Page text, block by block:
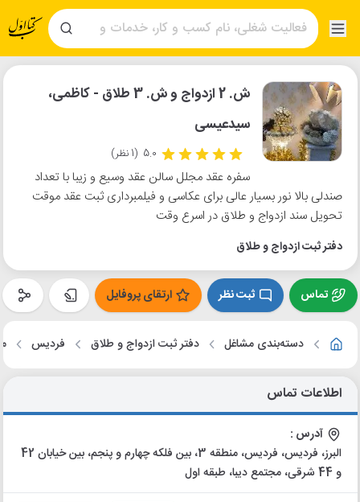
ش. 2 ازدواج و ش. 3 طلاق - کاظمی،
سیدعیسی
5.0 (1 نظر)
سفره عقد مجلل سالن عقد وسیع و زیبا با تعداد
صندلی بالا نور بسیار عالی برای عکاسی و فیلمبرداری ثبت عقد موقت
تحویل سند ازدواج و طلاق در اسرع وقت
دفتر ثبت ازدواج و طلاق
تماس ثبت نظر ارتقای پروفایل
دسته‌بندی مشاغل دفتر ثبت ازدواج و طلاق فردیس
اطلاعات تماس
آدرس :
البرز، فردیس، فردیس، منطقه 3، بین فلکه چهارم و پنجم، بین خیابان 42
و 44 شرقی، مجتمع دیبا، طبقه اول